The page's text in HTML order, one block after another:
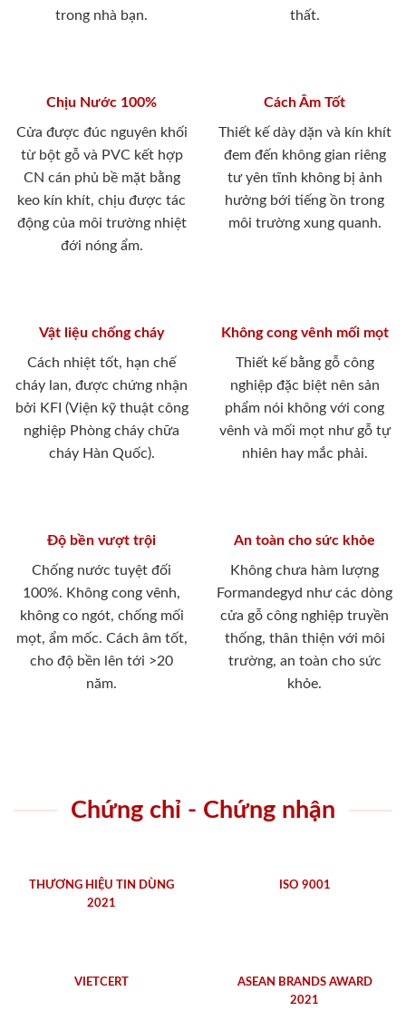
trong nhà bạn.
thất.
Chịu Nước 100%
Cửa được đúc nguyên khối
từ bột gỗ và PVC kết hợp
CN cán phủ bề mặt bằng
keo kín khít, chịu được tác
động của môi trường nhiệt
đới nóng ẩm.
Cách Âm Tốt
Thiết kế dày dặn và kín khít
đem đến không gian riêng
tư yên tĩnh không bị ảnh
hưởng bới tiếng ồn trong
môi trường xung quanh.
Vật liệu chống cháy
Cách nhiệt tốt, hạn chế
cháy lan, được chứng nhận
bởi KFI (Viện kỹ thuật công
nghiệp Phòng cháy chữa
cháy Hàn Quốc).
Không cong vênh mối mọt
Thiết kế bằng gỗ công
nghiệp đặc biệt nên sản
phẩm nói không với cong
vênh và mối mọt như gỗ tự
nhiên hay mắc phải.
Độ bền vượt trội
Chống nước tuyệt đối
100%. Không cong vênh,
không co ngót, chống mối
mọt, ẩm mốc. Cách âm tốt,
cho độ bền lên tới >20
năm.
An toàn cho sức khỏe
Không chưa hàm lượng
Formandegyd như các dòng
cửa gỗ công nghiệp truyền
thống, thân thiện với môi
trường, an toàn cho sức
khỏe.
Chứng chỉ - Chứng nhận
THƯƠNG HIỆU TIN DÙNG
2021
ISO 9001
VIETCERT
ASEAN BRANDS AWARD
2021